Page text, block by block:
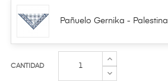
Pañuelo Gernika - Palestina
CANTIDAD